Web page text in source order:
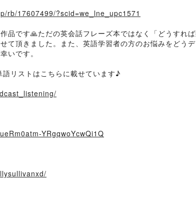
rb/17607499/?scid=we_lne_upc1571
品です🙏ただの英会話フレーズ本ではなく「どうす
て頂きました。また、英語学習者の方のお悩みをどう
いです。
語リストはこちらに載せています♪
YRgqwoYcwQi1Q